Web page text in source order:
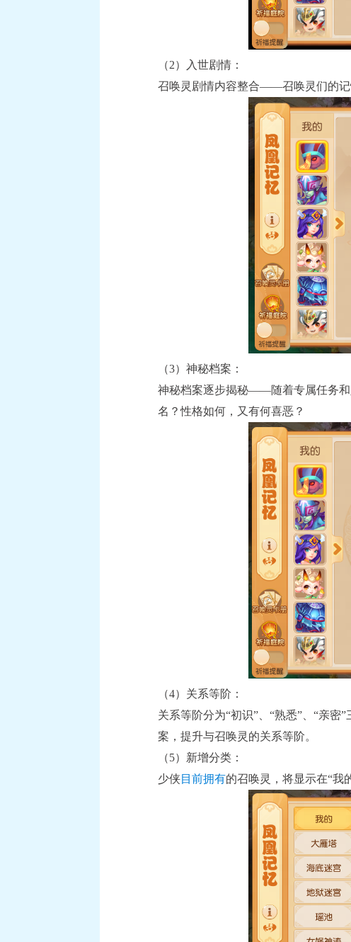
（2）入世剧情：
召唤灵剧情内容整合——召唤灵们的记
（3）神秘档案：
神秘档案逐步揭秘——随着专属任务和
名？性格如何，又有何喜恶？
（4）关系等阶：
关系等阶分为“初识”、“熟悉”、“亲
案，提升与召唤灵的关系等阶。
（5）新增分类：
少侠目前拥有的召唤灵，将显示在“我